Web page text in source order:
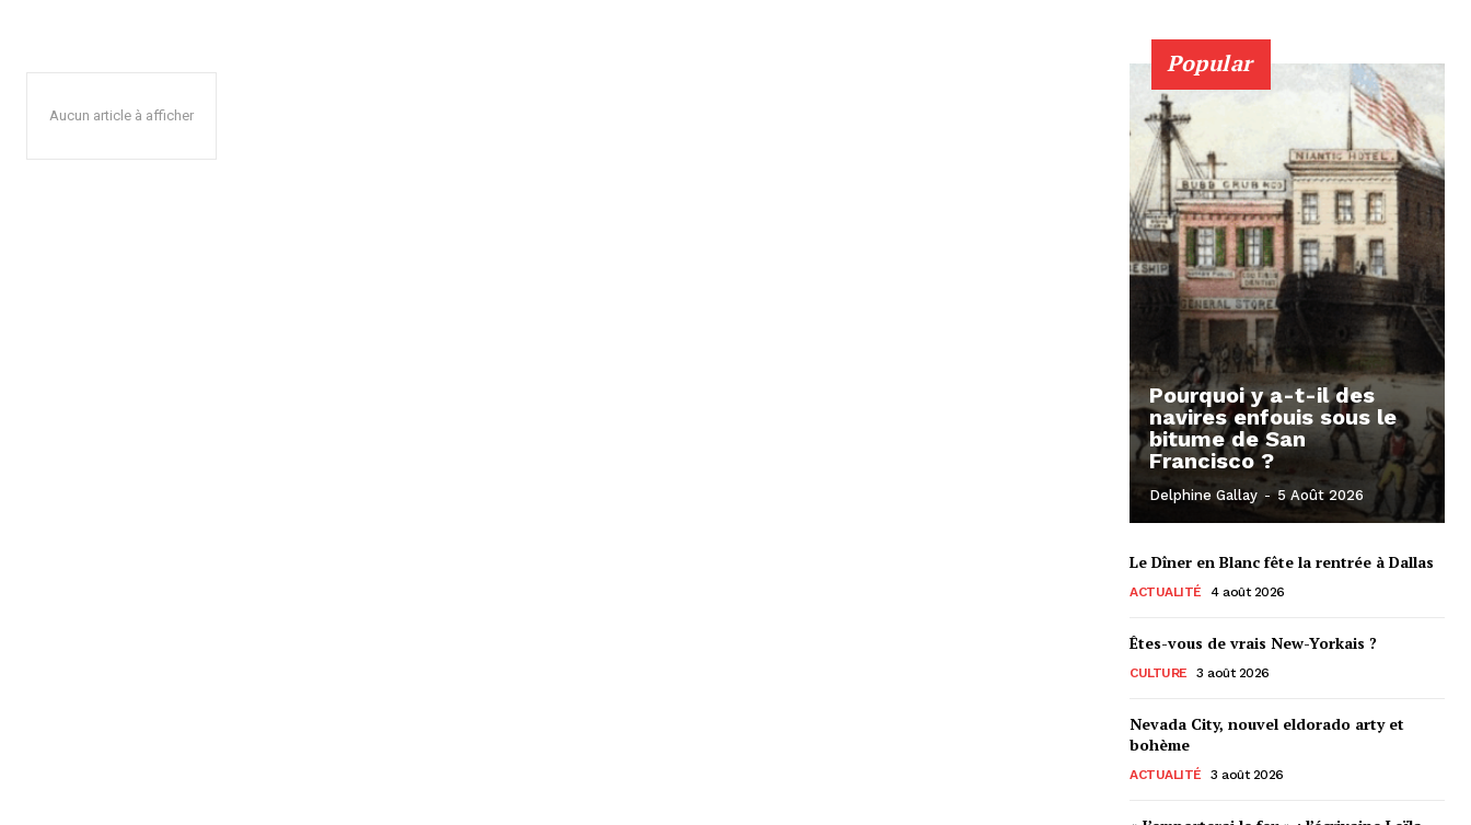
Aucun article à afficher
Popular
Pourquoi y a-t-il des
navires enfouis sous le
bitume de San
Francisco ?
Delphine Gallay - 5 Août 2026
Le Dîner en Blanc fête la rentrée à Dallas
ACTUALITÉ 4 août 2026
Êtes-vous de vrais New-Yorkais ?
CULTURE 3 août 2026
Nevada City, nouvel eldorado arty et
bohème
ACTUALITÉ 3 août 2026